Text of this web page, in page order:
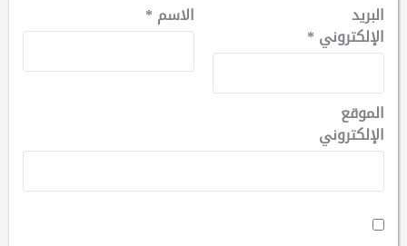
الاسم * البريد
الإلكتروني *
الموقع
الإلكتروني